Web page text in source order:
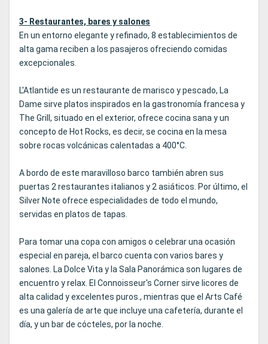
3- Restaurantes, bares y salones
En un entorno elegante y refinado, 8 establecimientos de
alta gama reciben a los pasajeros ofreciendo comidas
excepcionales.
L'Atlantide es un restaurante de marisco y pescado, La
Dame sirve platos inspirados en la gastronomía francesa y
The Grill, situado en el exterior, ofrece cocina sana y un
concepto de Hot Rocks, es decir, se cocina en la mesa
sobre rocas volcánicas calentadas a 400°C.
A bordo de este maravilloso barco también abren sus
puertas 2 restaurantes italianos y 2 asiáticos. Por último, el
Silver Note ofrece especialidades de todo el mundo,
servidas en platos de tapas.
Para tomar una copa con amigos o celebrar una ocasión
especial en pareja, el barco cuenta con varios bares y
salones. La Dolce Vita y la Sala Panorámica son lugares de
encuentro y relax. El Connoisseur's Corner sirve licores de
alta calidad y excelentes puros., mientras que el Arts Café
es una galería de arte que incluye una cafetería, durante el
día, y un bar de cócteles, por la noche.